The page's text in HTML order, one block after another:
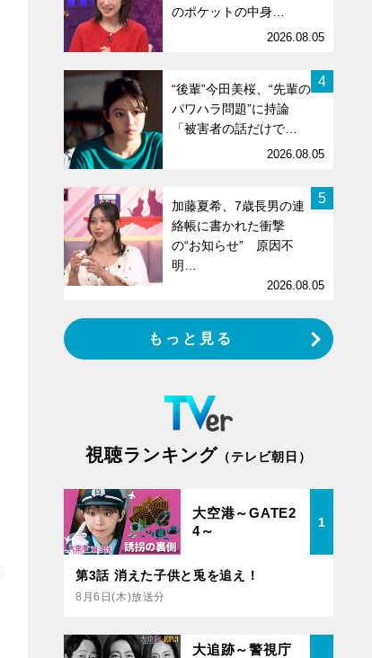
のポケットの中身…
2026.08.05
4
“後輩”今田美桜、“先輩の
パワハラ問題”に持論
「被害者の話だけで…
2026.08.05
5
加藤夏希、7歳長男の連
絡帳に書かれた衝撃
の“お知らせ” 原因不
明…
2026.08.05
もっと見る
視聴ランキング （テレビ朝日）
大空港～GATE2
4～
1
第3話 消えた子供と兎を追え！
8月6日(木)放送分
大追跡～警視庁